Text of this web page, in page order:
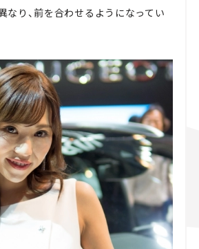
なり、前を合わせるようになってい